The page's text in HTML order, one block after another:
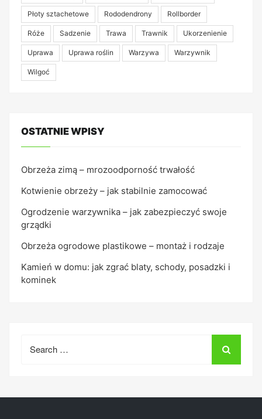
Płoty sztachetowe Rododendrony Rollborder
Róże Sadzenie Trawa Trawnik Ukorzenienie
Uprawa Uprawa roślin Warzywa Warzywnik
Wilgoć
OSTATNIE WPISY
Obrzeża zimą – mrozoodporność trwałość
Kotwienie obrzeży – jak stabilnie zamocować
Ogrodzenie warzywnika – jak zabezpieczyć swoje
grządki
Obrzeża ogrodowe plastikowe – montaż i rodzaje
Kamień w domu: jak zgrać blaty, schody, posadzki i
kominek
for: